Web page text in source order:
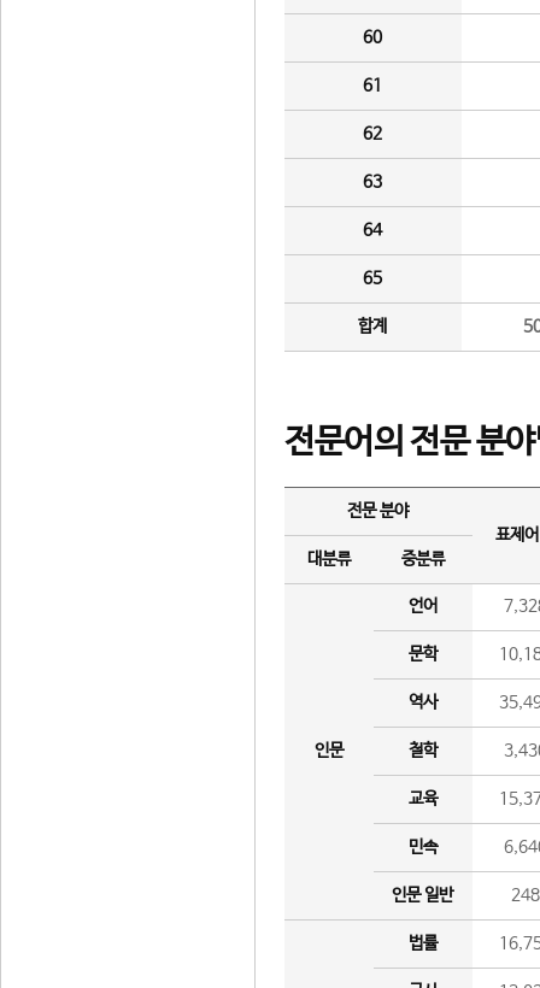
60
61
62
63
64
65
합계
전문어의 전문 분
전문 분야
표제
대분류
중분류
인문
언어
문학
역사
철학
교육
민속
인문 일반 248
법률